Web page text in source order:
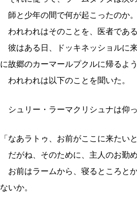
師と少年の間で何が起こったのか。
われわれはそのことを、医者であ
彼はある日、ドッキネッショルに
に故郷のカーマールプクルに帰るよ
われわれは以下のことを聞いた。
シュリー・ラーマクリシュナは仰っ
「なあラトゥ、お前がここに来たい
だがね、そのために、主人のお勤
お前はラームから、寝るところと
ないか。